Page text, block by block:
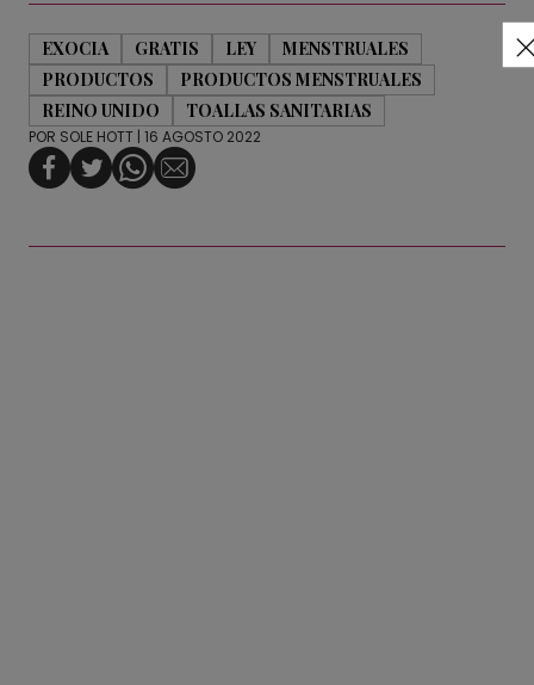
EXOCIA GRATIS LEY
MENSTRUALES
PRODUCTOS
PRODUCTOS MENSTRUALES
REINO UNIDO
TOALLAS SANITARIAS
POR SOLE HOTT | 16 AGOSTO 2022